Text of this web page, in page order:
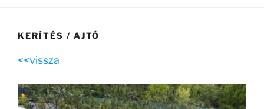
KERÍTÉS / AJTÓ
<<vissza